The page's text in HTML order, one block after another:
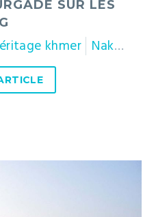
SUR LES
khmer Nakhon Phanom